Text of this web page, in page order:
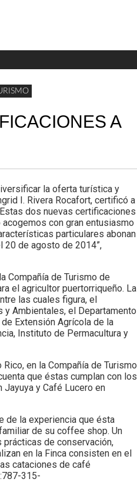
Widget
A
la oferta turística y
I. Rivera Rocafort, certificó a
dos nuevas certificaciones
acogemos con gran entusiasmo
particulares abonan
20 de agosto de 2014”,
Compañía de Turismo de
el agricultor puertorriqueño. La
las cuales figura, el
y Ambientales, el Departamento
Extensión Agrícola de la
Instituto de Permacultura y
en la Compañía de Turismo
que éstas cumplan con los
y Café Lucero en
de la experiencia que ésta
de su coffee shop. Un
prácticas de conservación,
en la Finca consisten en el
cataciones de café
315-